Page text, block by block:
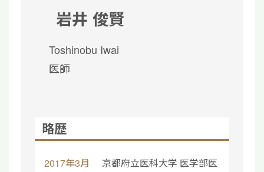
岩井 俊賢
Toshinobu Iwai
医師
略歴
2017年3月
京都府立医科大学 医学部医